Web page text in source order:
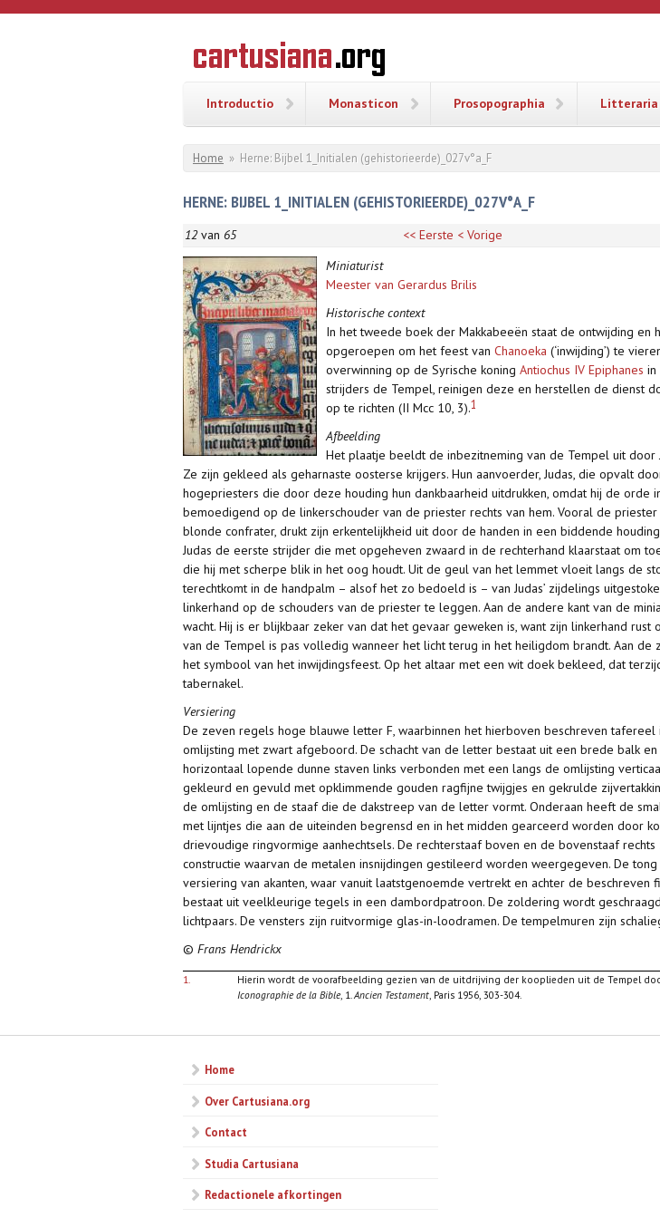
Overslaan en naar de inhoud gaan
CARTUSIANA
Geschiedenis
van de
Introductio Monasticon Prosopographia Litteraria
U bent hier
Home » Herne: Bijbel 1_Initialen (gehistorieerde)_027v°a_F
HERNE: BIJBEL 1_INITIALEN (GEHISTORIEERDE)_027V°A_F
12van 65 << Eerste < Vorige
Miniaturist
Meester van Gerardus Brilis
Historische context
In het tweede boek der Makkabeeën staat de ontwijding en
opgeroepen om het feest van Chanoeka (‘inwijding’) te
overwinning op de Syrische koning Antiochus IV Epiphanes in
strijders de Tempel, reinigen deze en herstellen de dienst
op te richten (II Mcc 10, 3).1
Afbeelding
Het plaatje beeldt de inbezitneming van de Tempel uit door
Ze zijn gekleed als geharnaste oosterse krijgers. Hun aanvoerder, Judas, die opvalt
hogepriesters die door deze houding hun dankbaarheid uitdrukken, omdat hij de orde
bemoedigend op de linkerschouder van de priester rechts van hem. Vooral de
blonde confrater, drukt zijn erkentelijkheid uit door de handen in een biddende
Judas de eerste strijder die met opgeheven zwaard in de rechterhand klaarstaat om
die hij met scherpe blik in het oog houdt. Uit de geul van het lemmet vloeit langs de
terechtkomt in de handpalm – alsof het zo bedoeld is – van Judas’ zijdelings
linkerhand op de schouders van de priester te leggen. Aan de andere kant van de
wacht. Hij is er blijkbaar zeker van dat het gevaar geweken is, want zijn linkerhand
van de Tempel is pas volledig wanneer het licht terug in het heiligdom brandt. Aan
het symbool van het inwijdingsfeest. Op het altaar met een wit doek bekleed, dat
tabernakel.
Versiering
De zeven regels hoge blauwe letter F, waarbinnen het hierboven beschreven
omlijsting met zwart afgeboord. De schacht van de letter bestaat uit een brede balk
horizontaal lopende dunne staven links verbonden met een langs de omlijsting
gekleurd en gevuld met opklimmende gouden ragfijne twijgjes en gekrulde
de omlijsting en de staaf die de dakstreep van de letter vormt. Onderaan heeft de
met lijntjes die aan de uiteinden begrensd en in het midden gearceerd worden door
drievoudige ringvormige aanhechtsels. De rechterstaaf boven en de bovenstaaf
constructie waarvan de metalen insnijdingen gestileerd worden weergegeven. De
versiering van akanten, waar vanuit laatstgenoemde vertrekt en achter de
bestaat uit veelkleurige tegels in een dambordpatroon. De zoldering wordt
lichtpaars. De vensters zijn ruitvormige glas-in-loodramen. De tempelmuren zijn
© Frans Hendrickx
1. Hierin wordt de voorafbeelding gezien van de uitdrijving der kooplieden uit de Tempel door
Iconographie de la Bible, 1. Ancien Testament, Paris 1956, 303-304.
Home
Over Cartusiana.org
Contact
Studia Cartusiana
Redactionele afkortingen